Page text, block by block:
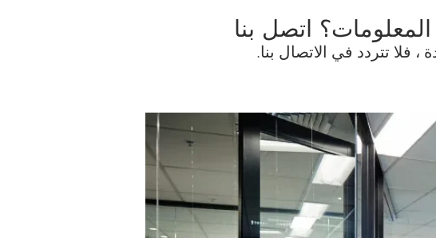
اتصل بنا
فلا تتردد في الاتصال بنا.